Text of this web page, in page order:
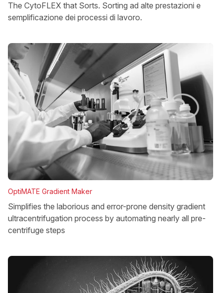
The CytoFLEX that Sorts. Sorting ad alte prestazioni e
semplificazione dei processi di lavoro.
OptiMATE Gradient Maker
Simplifies the laborious and error-prone density gradient
ultracentrifugation process by automating nearly all pre-
centrifuge steps